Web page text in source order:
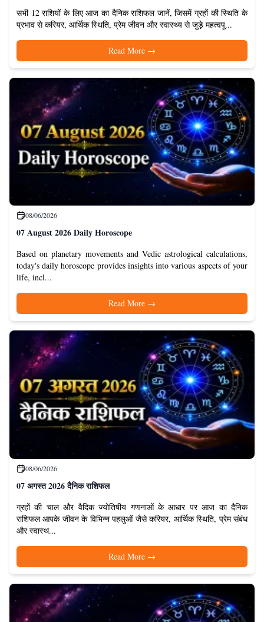
सभी 12 राशियों के लिए आज का दैनिक राशिफल जानें, जिसमें ग्रहों की स्थिति के
प्रभाव से करियर, आर्थिक स्थिति, प्रेम जीवन और स्वास्थ्य से जुड़े महत्वपू...
Read More →
08/06/2026
07 August 2026 Daily Horoscope
Based on planetary movements and Vedic astrological calculations,
today's daily horoscope provides insights into various aspects of your
life, incl...
Read More →
08/06/2026
07 अगस्त 2026 दैनिक राशिफल
ग्रहों की चाल और वैदिक ज्योतिषीय गणनाओं के आधार पर आज का दैनिक
राशिफल आपके जीवन के विभिन्न पहलुओं जैसे करियर, आर्थिक स्थिति, प्रेम संबंध
और स्वास्थ...
Read More →